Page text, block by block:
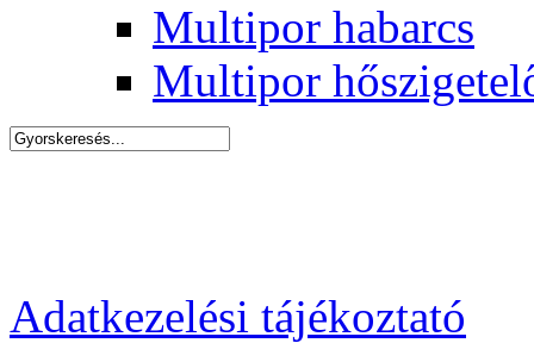
Multipor habarcs
Multipor
Adatkezelési tájékoztató